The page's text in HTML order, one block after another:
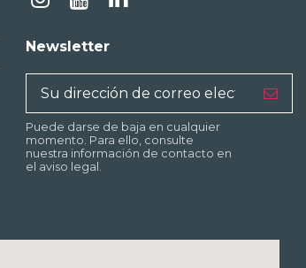
Newsletter
Puede darse de baja en cualquier
momento. Para ello, consulte
nuestra información de contacto en
el aviso legal.